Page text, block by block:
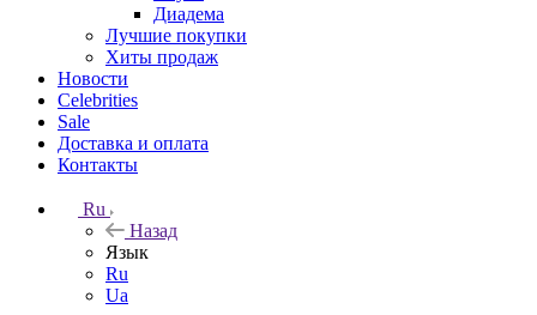
Диадема
Лучшие покупки
Хиты продаж
Новости
Celebrities
Sale
Доставка и оплата
Контакты
Ru
Назад
Язык
Ru
Ua